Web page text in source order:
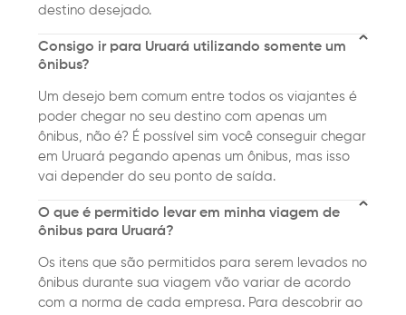
destino desejado.
Consigo ir para Uruará utilizando somente um
ônibus?
Um desejo bem comum entre todos os viajantes é
poder chegar no seu destino com apenas um
ônibus, não é? É possível sim você conseguir chegar
em Uruará pegando apenas um ônibus, mas isso
vai depender do seu ponto de saída.
O que é permitido levar em minha viagem de
ônibus para Uruará?
Os itens que são permitidos para serem levados no
ônibus durante sua viagem vão variar de acordo
com a norma de cada empresa. Para descobrir ao